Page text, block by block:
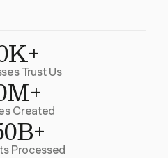
Trust Us
Created
Processed